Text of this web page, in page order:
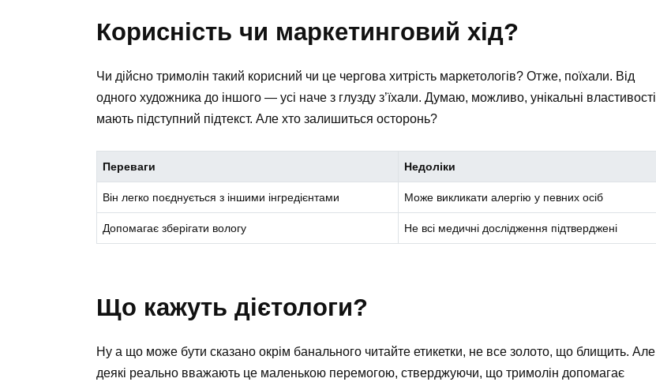
Корисність чи маркетинговий хід?
Чи дійсно тримолін такий корисний чи це чергова хитрість маркетологів? Отже, поїхали. Від
одного художника до іншого — усі наче з глузду з’їхали. Думаю, можливо, унікальні властивості
мають підступний підтекст. Але хто залишиться осторонь?
Переваги Недоліки
Він легко поєднується з іншими інгредієнтами Може викликати алергію у певних осіб
Допомагає зберігати вологу Не всі медичні дослідження підтверджені
Що кажуть дієтологи?
Ну а що може бути сказано окрім банального читайте етикетки, не все золото, що блищить. Але
деякі реально вважають це маленькою перемогою, стверджуючи, що тримолін допомагає